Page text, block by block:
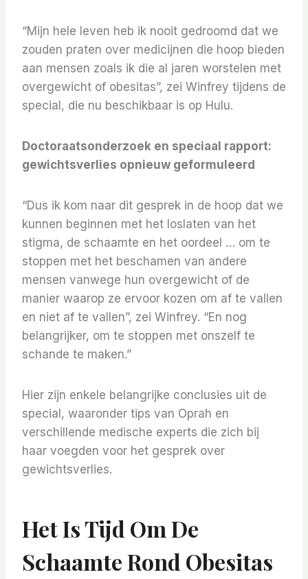
“Mijn hele leven heb ik nooit gedroomd dat we
zouden praten over medicijnen die hoop bieden
aan mensen zoals ik die al jaren worstelen met
overgewicht of obesitas”, zei Winfrey tijdens de
special, die nu beschikbaar is op Hulu.
Doctoraatsonderzoek en speciaal rapport:
gewichtsverlies opnieuw geformuleerd
“Dus ik kom naar dit gesprek in de hoop dat we
kunnen beginnen met het loslaten van het
stigma, de schaamte en het oordeel … om te
stoppen met het beschamen van andere
mensen vanwege hun overgewicht of de
manier waarop ze ervoor kozen om af te vallen
en niet af te vallen”, zei Winfrey. “En nog
belangrijker, om te stoppen met onszelf te
schande te maken.”
Hier zijn enkele belangrijke conclusies uit de
special, waaronder tips van Oprah en
verschillende medische experts die zich bij
haar voegden voor het gesprek over
gewichtsverlies.
Het Is Tijd Om De
Schaamte Rond Obesitas